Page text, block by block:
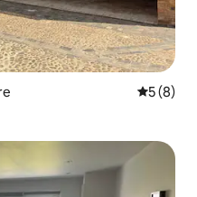
55 (8)
arasında